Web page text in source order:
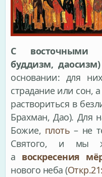
С восточными
буддизм, даосизм)
основании: для
страдание или сон,
раствориться в
Брахман, Дао). Для
Божие, плоть – не
Святого, и мы
а воскресения
нового неба (